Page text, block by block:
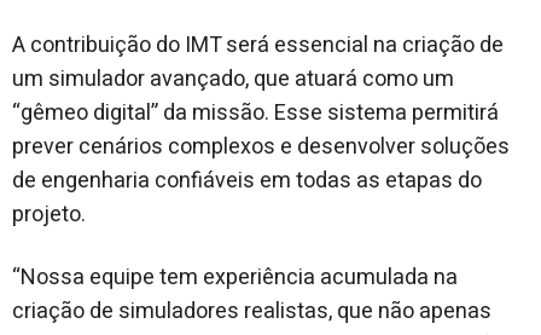
A contribuição do IMT será essencial na criação de
um simulador avançado, que atuará como um
“gêmeo digital” da missão. Esse sistema permitirá
prever cenários complexos e desenvolver soluções
de engenharia confiáveis em todas as etapas do
projeto.
“Nossa equipe tem experiência acumulada na
criação de simuladores realistas, que não apenas